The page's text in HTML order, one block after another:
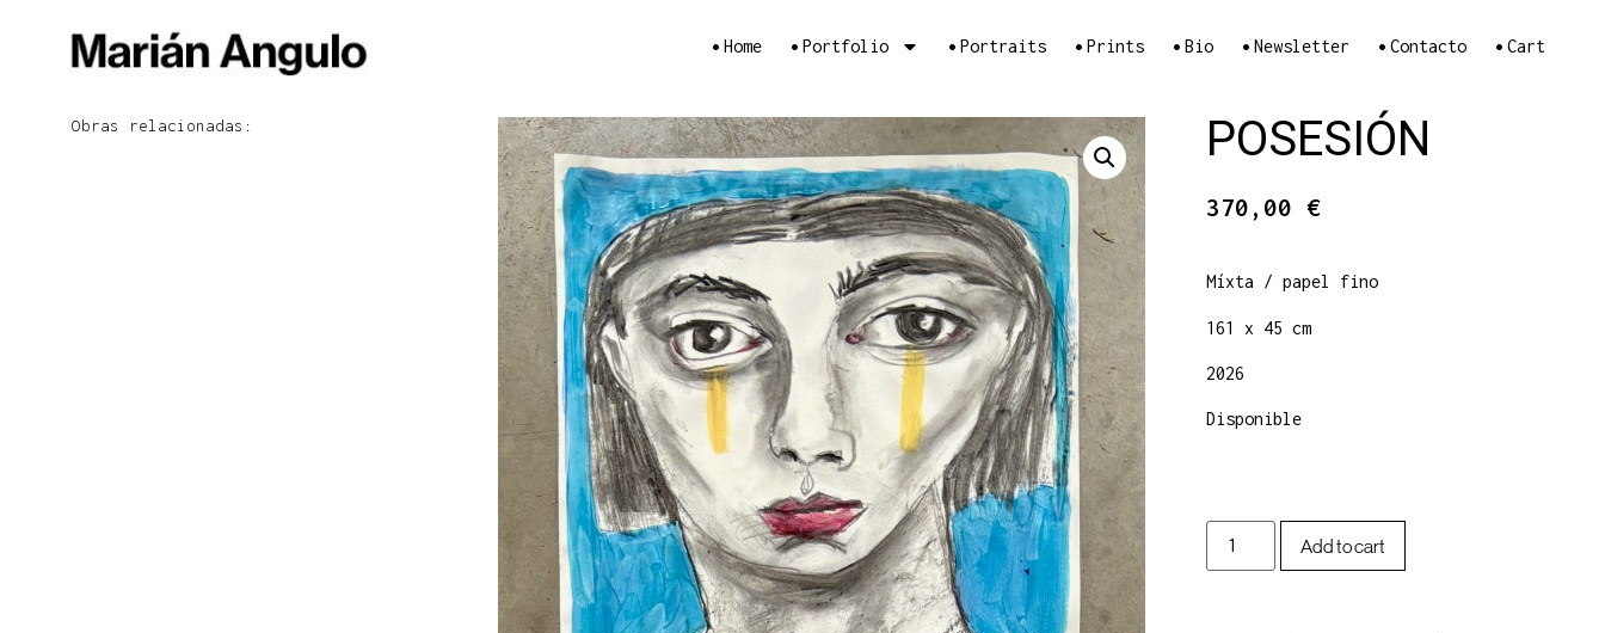
• Home • Portfolio • Portraits • Prints • Bio • Newsletter • Contacto • Cart
Obras relacionadas: POSESIÓN
370,00€
Míxta / papel fino
161 x 45 cm
2026
Disponible
Add to cart